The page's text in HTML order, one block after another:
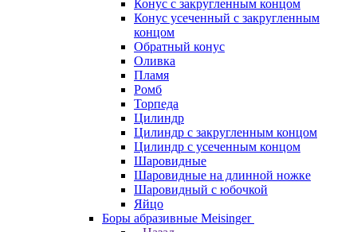
Конус c закругленным концом
Конус усеченный c закругленным
концом
Обратный конус
Оливка
Пламя
Ромб
Торпеда
Цилиндр
Цилиндр с закругленным концом
Цилиндр с усеченным концом
Шаровидные
Шаровидные на длинной ножке
Шаровидный с юбочкой
Яйцо
Боры абразивные Meisinger